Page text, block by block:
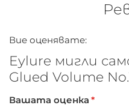
Вие оценявате:
Eylure мигли
Glued Volume
Вашата оценка